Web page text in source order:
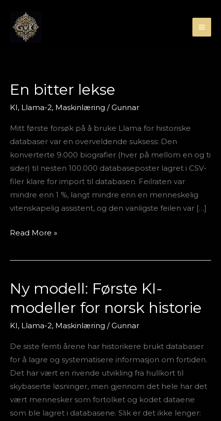
En bitter lekse
KI, Llama-2, Maskinlæring /Gunnar
Mitt første forsøk på å bruke Llama for historiske
databaser var en overveldende suksess: Den
konverterte 9.000 biografier (hver på mellom en og ti
sider) til nesten 100.000 databaseposter lagret i CSV-
filer klare for import til databasen. Feilraten var
mindre enn 1 %, langt mindre enn en menneskelig
vitenskapelig assistent, og den vanligste feilen var […]
En
lekse
Read More »
Ny modell: Første KI-
modeller for norsk historie
KI, Llama-2, Maskinlæring /Gunnar
De siste femti årene har historikere brukt databaser
for å lagre og systematisere informasjon om fortiden.
Det har vært en rivende utvikling fra hullkort til
skybaserte løsninger, men gjennom det hele har det
vært mennesker som fortolket og kodet dataene
som ble lagret i databasene. Slik er det ikke lenger:
Ny
modell:
Første
KI-
for
norsk
historie